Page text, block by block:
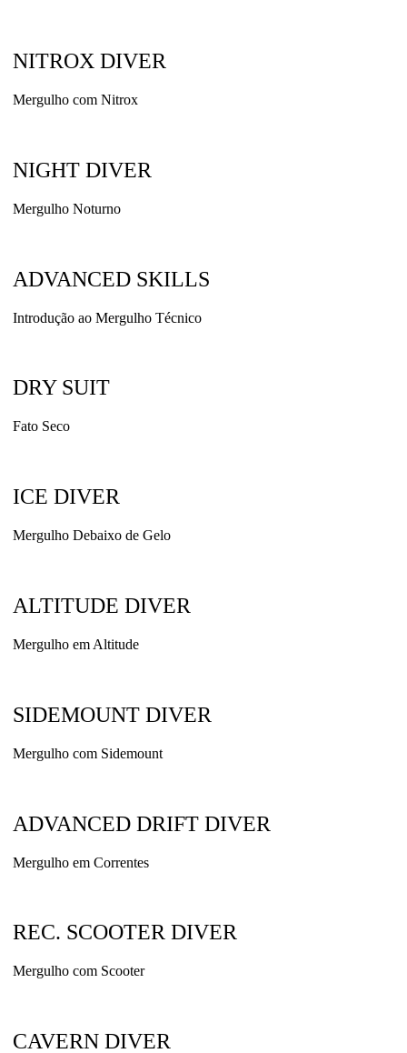
NITROX DIVER
Mergulho com Nitrox
NIGHT DIVER
Mergulho Noturno
ADVANCED SKILLS
Introdução ao Mergulho Técnico
DRY SUIT
Fato Seco
ICE DIVER
Mergulho Debaixo de Gelo
ALTITUDE DIVER
Mergulho em Altitude
SIDEMOUNT DIVER
Mergulho com Sidemount
ADVANCED DRIFT DIVER
Mergulho em Correntes
REC. SCOOTER DIVER
Mergulho com Scooter
CAVERN DIVER